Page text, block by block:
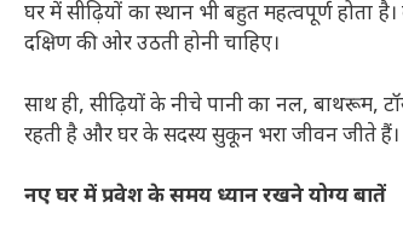
घर में सीढ़ियों का स्थान भी बहुत महत्वपूर्ण होता
दक्षिण की ओर उठती होनी चाहिए।
साथ ही, सीढ़ियों के नीचे पानी का नल, बाथरूम,
रहती है और घर के सदस्य सुकून भरा जीवन जीते हैं।
नए घर में प्रवेश के समय ध्यान रखने योग्य बातें